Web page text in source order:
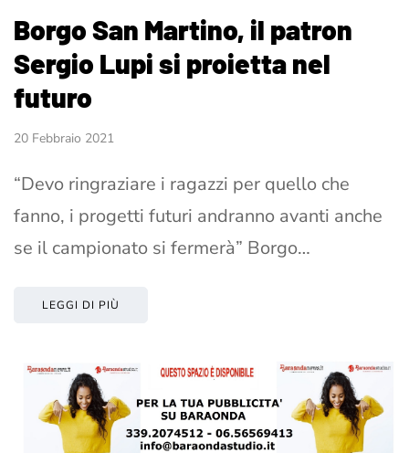
Borgo San Martino, il patron
Sergio Lupi si proietta nel
futuro
20 Febbraio 2021
“Devo ringraziare i ragazzi per quello che
fanno, i progetti futuri andranno avanti anche
se il campionato si fermerà” Borgo…
LEGGI DI PIÙ